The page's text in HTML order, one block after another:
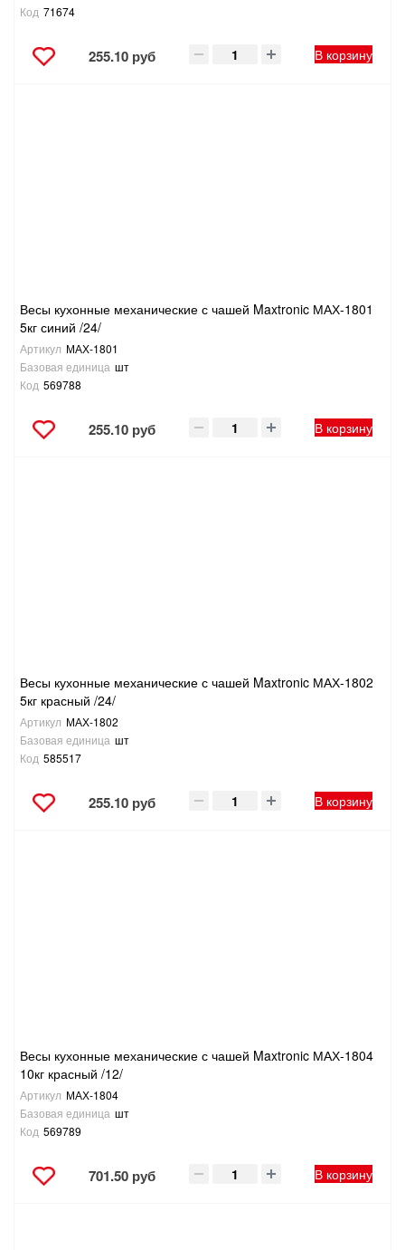
Код 71674
255.10 руб В корзину
Весы кухонные механические с чашей Maxtronic МАХ-1801
5кг синий /24/
Артикул МАХ-1801
Базовая единица шт
Код 569788
255.10 руб В корзину
Весы кухонные механические с чашей Maxtronic МАХ-1802
5кг красный /24/
Артикул МАХ-1802
Базовая единица шт
Код 585517
255.10 руб В корзину
Весы кухонные механические с чашей Maxtronic МАХ-1804
10кг красный /12/
Артикул МАХ-1804
Базовая единица шт
Код 569789
701.50 руб В корзину